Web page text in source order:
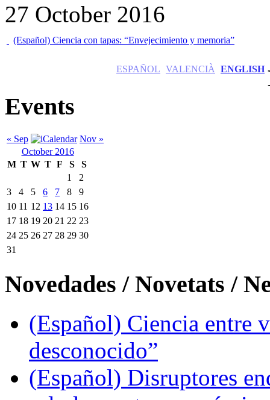
27 October 2016
(Español) Ciencia con tapas: “Envejecimiento y memoria”
ESPAÑOL VALENCIÀ ENGLISH
Events
« Sep
Nov »
October 2016
M T W T F S
S
1
2
3
4 5 6 7 8
9
10 11 12 13 14 15 16
17 18 19 20 21 22 23
24 25 26 27 28 29 30
31
Novedades / Novetats /
(Español) Ciencia entre
desconocido”
(Español) Disruptores